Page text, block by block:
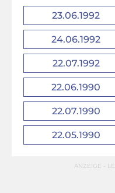
23.06.1992
24.06.1992
22.07.1992
22.06.1990
22.07.1990
22.05.1990
ANZEIGE -